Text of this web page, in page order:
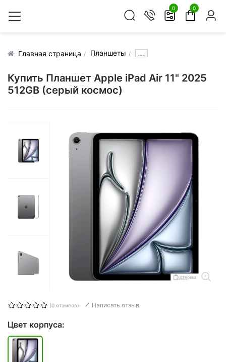
0 0
Главная страница Планшеты .....
Купить Планшет Apple iPad Air 11" 2025
512GB (серый космос)
(0 отзывов) Написать отзыв
Цвет корпуса: